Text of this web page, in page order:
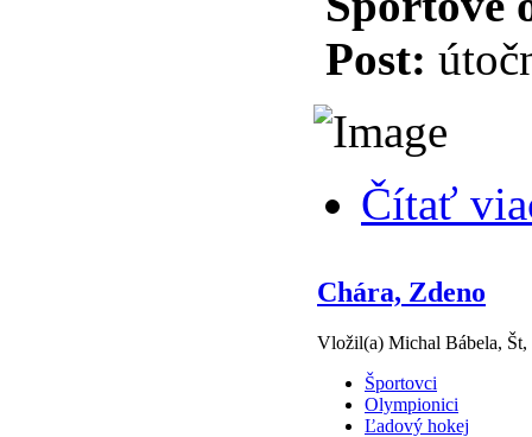
Post:
Čítať
Chára, Zdeno
Vložil(a) Michal Bábela, Št,
Športovci
Olympionici
Ľadový hokej